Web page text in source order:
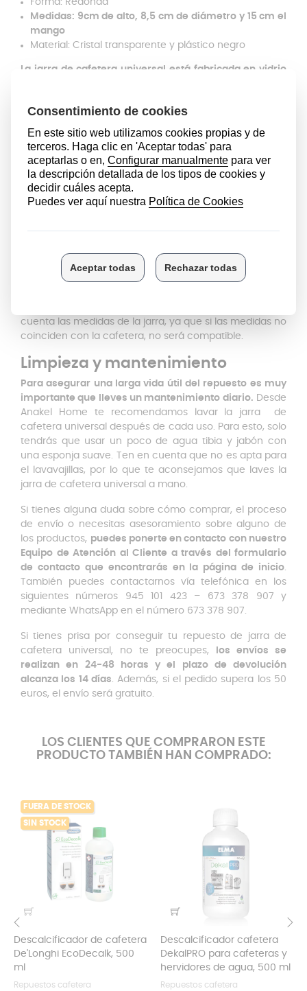
Forma: Redonda
Medidas: 9cm de alto, 8,5 cm de diámetro y 15 cm el
mango
Material: Cristal transparente y plástico negro
La jarra de cafetera universal está fabricada en vidrio
a su mango ergonómico te permite tener un agarre
firme y cómodo. Esto es esencial para manipular la
jarra con el café caliente y evitarás derrames del
líquido.
Una de las ventajas de la jarra es que es apta para
microondas. Gracias a esto podrás recalentar el café
de forma rápida si fuera necesario. Asimismo, para un
derrames.
La jarra de cafetera es universal y es válida para
cuenta las medidas de la jarra, ya que si las medidas no
coinciden con la cafetera, no será compatible.
Limpieza y mantenimiento
Para asegurar una larga vida útil del repuesto es muy
importante que lleves un mantenimiento diario. Desde
Anakel Home te recomendamos lavar la jarra de
cafetera universal después de cada uso. Para esto, solo
tendrás que usar un poco de agua tibia y jabón con
una esponja suave. Ten en cuenta que no es apta para
el lavavajillas, por lo que te aconsejamos que laves la
jarra de cafetera universal a mano.
Si tienes alguna duda sobre cómo comprar, el proceso
de envío o necesitas asesoramiento sobre alguno de
los productos, puedes ponerte en contacto con nuestro
Equipo de Atención al Cliente a través del formulario
de contacto que encontrarás en la página de inicio.
También puedes contactarnos vía telefónica en los
siguientes números 945 101 423 – 673 378 907 y
mediante WhatsApp en el número 673 378 907.
Si tienes prisa por conseguir tu repuesto de jarra de
cafetera universal, no te preocupes,
los envíos se
realizan en 24-48 horas y el plazo de devolución
alcanza los 14 días. Además, si el pedido supera los 50
euros, el envío será gratuito.
LOS CLIENTES QUE COMPRARON ESTE
PRODUCTO TAMBIÉN HAN COMPRADO:
FUERA DE STOCK
SIN STOCK
Descalcificador de cafetera
De'Longhi EcoDecalk, 500
ml
Repuestos cafetera
Descalcificador cafetera
DekalPRO para cafeteras y
hervidores de agua, 500 ml
Repuestos cafetera
‹